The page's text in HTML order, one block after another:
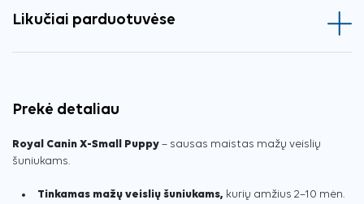
Likučiai parduotuvėse
Prekė detaliau
Royal Canin X-Small Puppy – sausas maistas mažų veislių
šuniukams.
Tinkamas mažų veislių šuniukams, kurių amžius 2–10 mėn.